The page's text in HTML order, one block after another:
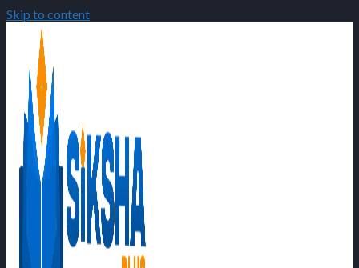
Skip to content